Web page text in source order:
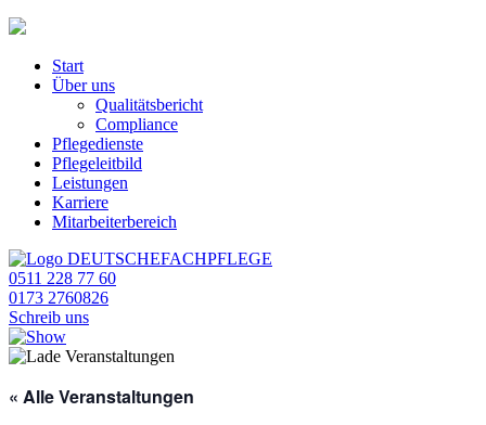
Start
Über uns
Qualitätsbericht
Compliance
Pflegedienste
Pflegeleitbild
Leistungen
Karriere
Mitarbeiterbereich
0511 228 77 60
0173 2760826
Schreib uns
« Alle Veranstaltungen